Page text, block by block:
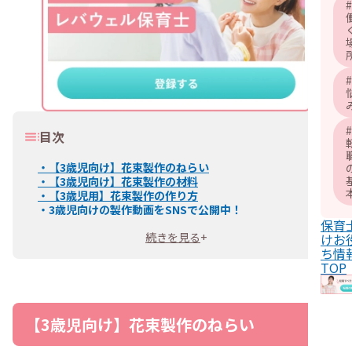
#
#
#
保育
けお
ち情
TOP
目次
・
【3歳児向け】花束製作のねらい
・
【3歳児向け】花束製作の材料
・
【3歳児用】花束製作の作り方
・ 3歳児向けの製作動画をSNSで公開中！
続きを見る+
【3歳児向け】花束製作のねらい